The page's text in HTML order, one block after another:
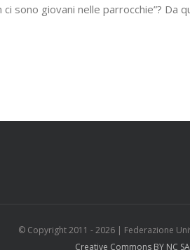
sono giovani nelle parrocchie”?
© Copyright 2011 -2026 | Federazione
Creative Commons BY NC